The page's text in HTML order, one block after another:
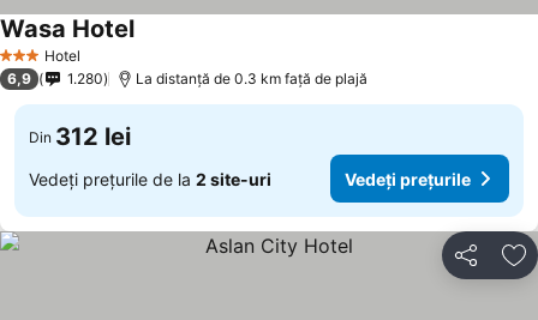
3 SteleHotel
Wasa HotelVedeți prețurile
6,9 1.280 La distanță de 0.3 km față de plajă
Din 312 lei
Vedeți prețurile de la 2 site-uri Vedeți prețurile
Distribuiți